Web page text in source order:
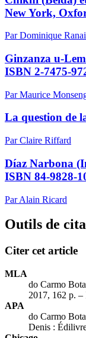
New York,
Par Dominique
Ginzanza u-
ISBN 2-7475-
Par Maurice
La question de
Par Claire Riffard
Díaz Narbona
ISBN 84-9828-
Par Alain Ricard
Outils de
Citer cet article
MLA
do Carmo
2017, 162 p.
APA
do Carmo
Denis :